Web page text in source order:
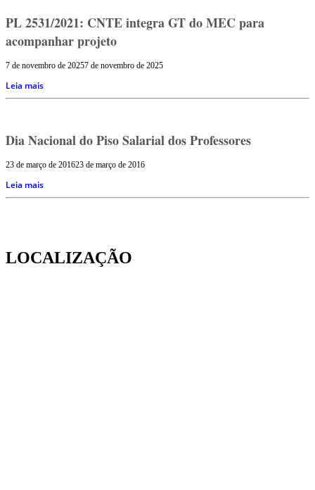
PL 2531/2021: CNTE integra GT do MEC para
acompanhar projeto
7 de novembro de 20257 de novembro de 2025
Leia mais
Dia Nacional do Piso Salarial dos Professores
23 de março de 201623 de março de 2016
Leia mais
LOCALIZAÇÃO